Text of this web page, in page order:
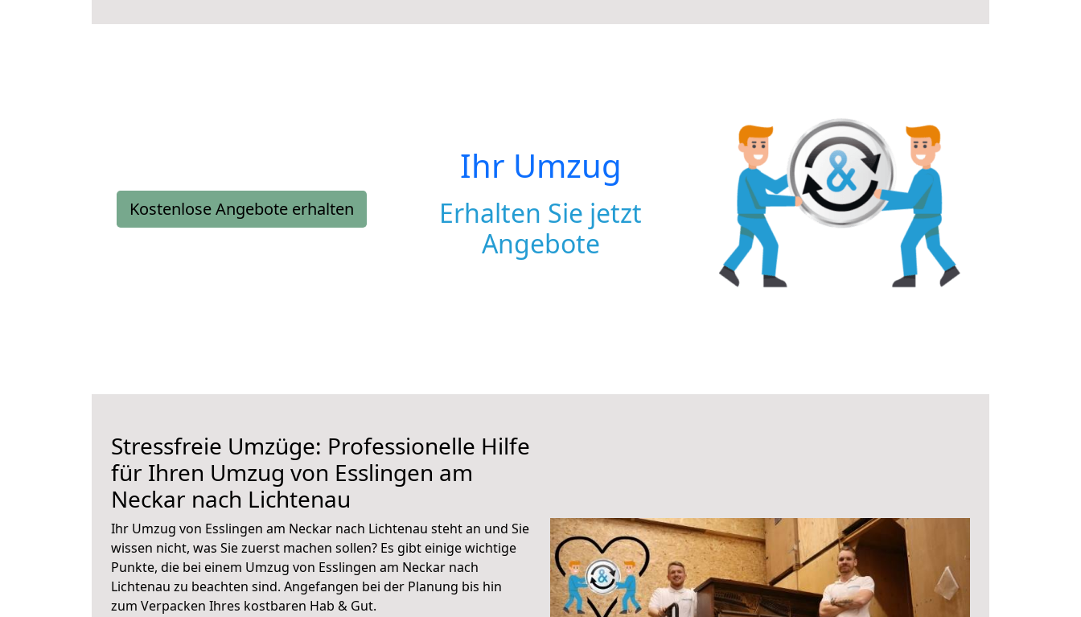
Kostenlose Angebote erhalten
Ihr Umzug
Erhalten Sie jetzt
Angebote
Stressfreie Umzüge: Professionelle Hilfe
für Ihren Umzug von Esslingen am
Neckar nach Lichtenau
Ihr Umzug von Esslingen am Neckar nach Lichtenau steht an und Sie
wissen nicht, was Sie zuerst machen sollen? Es gibt einige wichtige
Punkte, die bei einem Umzug von Esslingen am Neckar nach
Lichtenau zu beachten sind. Angefangen bei der Planung bis hin
zum Verpacken Ihres kostbaren Hab & Gut.